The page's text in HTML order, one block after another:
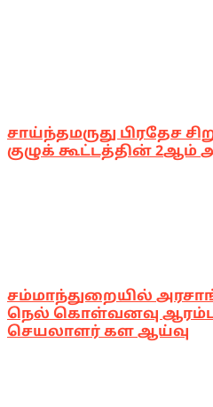
சாய்ந்தமருது பிரதேச
குழுக் கூட்டத்தின் 2ஆம்
சம்மாந்துறையில்
நெல் கொள்வனவு
செயலாளர் கள ஆய்வு